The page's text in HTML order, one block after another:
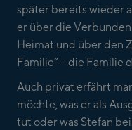
später bereits wieder
er über die
Heimat und über den
Familie“ – die Familie
Auch privat erfährt
möchte, was er als
tut oder was Stefan